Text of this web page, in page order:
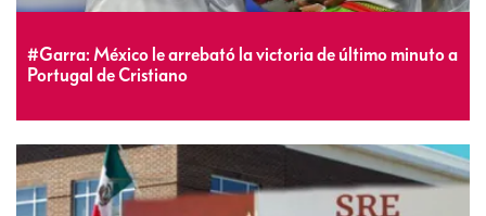
#Garra: México le arrebató la victoria de último minuto a
Portugal de Cristiano